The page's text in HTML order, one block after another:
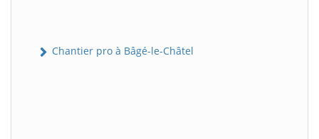
Chantier pro à Bâgé-le-Châtel